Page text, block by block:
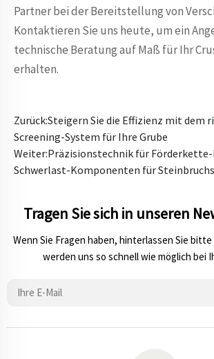
Partner bei der Bereitstellung von
Kontaktieren Sie uns heute, um ein
technische Beratung auf Maß für Ihr
erhalten.
Zurück:Steigern Sie die Effizienz mit dem
Screening-System für Ihre Grube
Weiter:Präzisionstechnik für
Schwerlast-Komponenten für
Tragen Sie sich in unseren
Wenn Sie Fragen haben, hinterlassen Sie
werden uns so schnell wie möglich bei